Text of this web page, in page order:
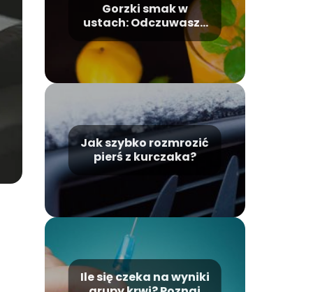
Gorzki smak w
ustach: Odczuwasz?
Poznaj łatwe
rozwiązania
Jak szybko rozmrozić
pierś z kurczaka?
Ile się czeka na wyniki